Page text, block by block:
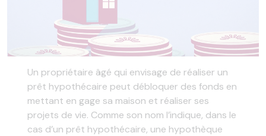
Un propriétaire âgé qui envisage de réaliser un
prêt hypothécaire peut débloquer des fonds en
mettant en gage sa maison et réaliser ses
projets de vie. Comme son nom l’indique, dans le
cas d’un prêt hypothécaire, une hypothèque